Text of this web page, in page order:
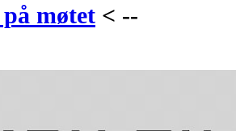
møtet < --